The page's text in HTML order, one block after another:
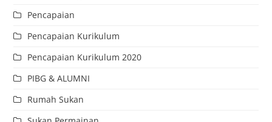
Pencapaian
Pencapaian Kurikulum
Pencapaian Kurikulum 2020
PIBG & ALUMNI
Rumah Sukan